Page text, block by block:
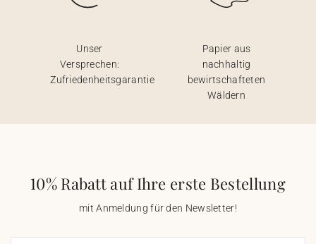
Unser
Versprechen:
Zufriedenheitsgarantie
Papier aus
nachhaltig
bewirtschafteten
Wäldern
10% Rabatt auf Ihre erste Bestellung
mit Anmeldung für den Newsletter!